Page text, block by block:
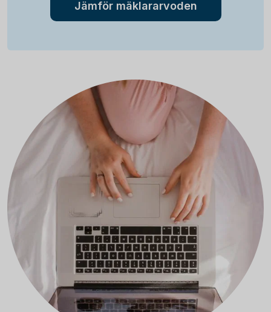
Jämför mäklararvoden